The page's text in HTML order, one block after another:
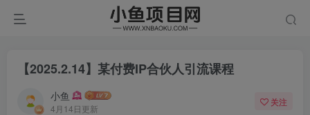
【2025.2.14】某付费IP合伙人引流课程
小鱼
4月14日更新
关注